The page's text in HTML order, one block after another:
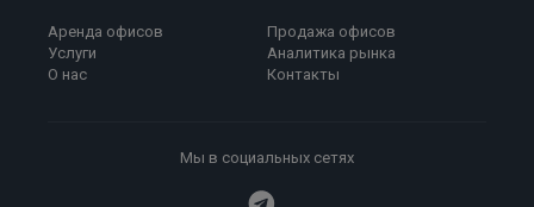
Аренда офисов
Продажа офисов
Услуги
Аналитика рынка
О нас
Контакты
Мы в социальных сетях